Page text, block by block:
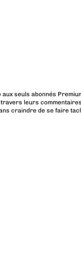
seuls abonnés
leurs
craindre de se faire